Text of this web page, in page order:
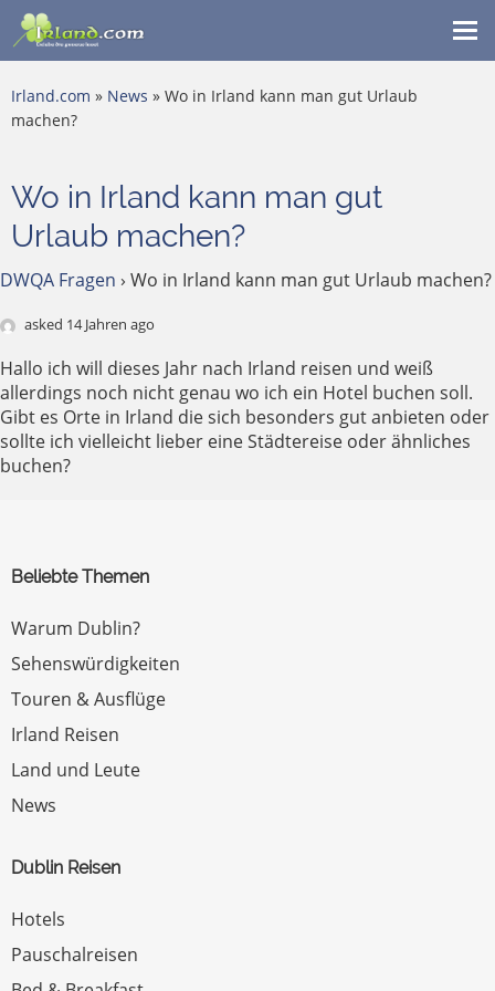
Irland.com » News » Wo in Irland kann man gut Urlaub
machen?
Wo in Irland kann man gut
Urlaub machen?
DWQA Fragen › Wo in Irland kann man gut Urlaub machen?
asked 14 Jahren ago
Hallo ich will dieses Jahr nach Irland reisen und weiß
allerdings noch nicht genau wo ich ein Hotel buchen soll.
Gibt es Orte in Irland die sich besonders gut anbieten oder
sollte ich vielleicht lieber eine Städtereise oder ähnliches
buchen?
Beliebte Themen
Warum Dublin?
Sehenswürdigkeiten
Touren & Ausflüge
Irland Reisen
Land und Leute
News
Dublin Reisen
Hotels
Pauschalreisen